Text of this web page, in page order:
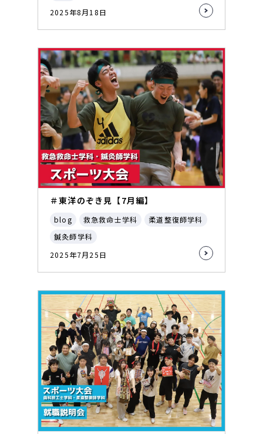
2025年8月18日
＃東洋のぞき見【7月編】
blog 救急救命士学科
柔道整復師学科
鍼灸師学科
2025年7月25日